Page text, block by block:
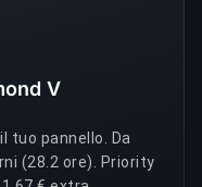
V
tuo pannello. Da
(28.2 ore). Priority